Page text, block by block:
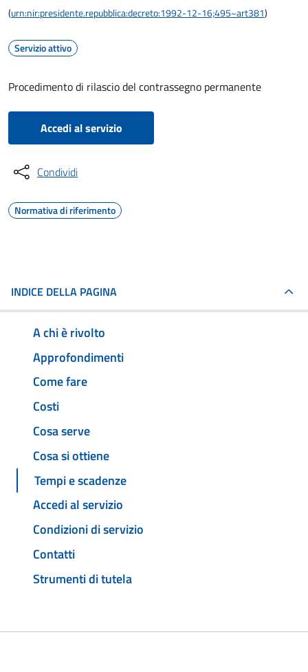
(urn:nir:presidente.repubblica:decreto:1992-12-16;495~art381)
Servizio attivo
Procedimento di rilascio del contrassegno permanente
Accedi al servizio
Condividi
Normativa di riferimento
INDICE DELLA PAGINA
A chi è rivolto
Approfondimenti
Come fare
Costi
Cosa serve
Cosa si ottiene
Tempi e scadenze
Accedi al servizio
Condizioni di servizio
Contatti
Strumenti di tutela